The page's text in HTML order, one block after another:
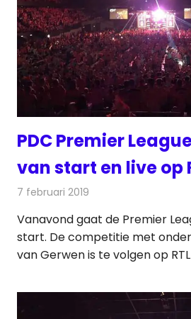
PDC Premier
van start en live op
7 februari 2019
Vanavond gaat de Premier
start. De competitie met
van Gerwen is te volgen op